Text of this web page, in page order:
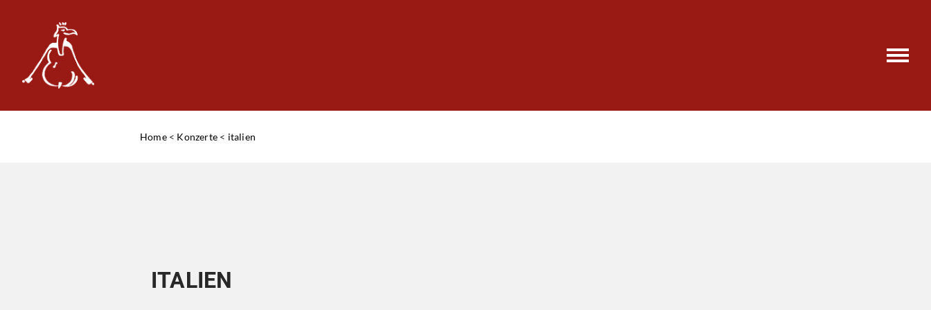
Home< Konzerte < italien
ITALIEN